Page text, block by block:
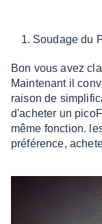
Soudage du
Bon vous avez
Maintenant il
raison de
d'acheter un
même fonction.
préférence,